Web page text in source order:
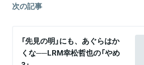
次の記事
「先見の明」にも、あぐらはか
くな──LRM幸松哲也の「やめ